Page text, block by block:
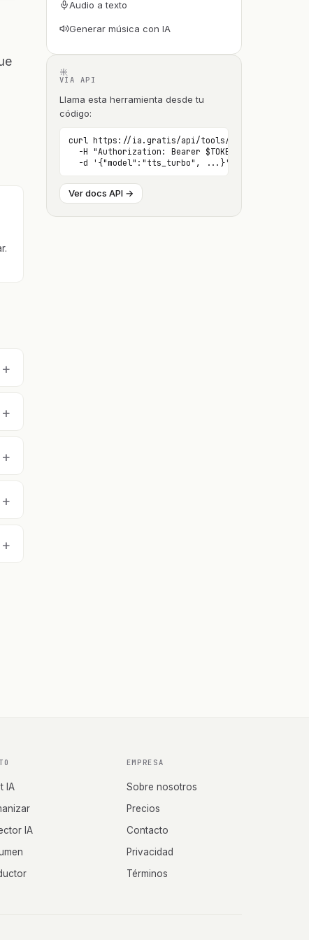
Audio a texto
Generar música con IA
VÍA API
Llama esta herramienta desde tu
código:
curl https://ia.gratis/api/tools/tts/ \
  -H "Authorization: Bearer $TOKEN" \
  -d '{"model":"tts_turbo", ...}'
Ver docs API →
IA
IA
EMPRESA
Sobre nosotros
Precios
Contacto
Privacidad
Términos